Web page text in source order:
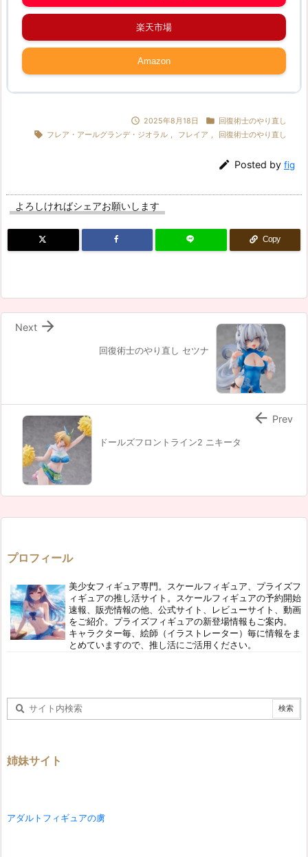
楽天市場
Amazon
 2025年8月18日  回復術士のやり直し
 フレア・アールグランデ・ジオラル , フレイア , 回復術士のやり直し
 Posted by fig
よろしければシェアお願いします
Copy
回復術士のやり直し セツナ

Next
ドールズフロントライン2 ニキータ
 Prev
プロフィール
美少女フィギュア専門。スケールフィギュア、プライズフ
ィギュアの推し活サイト。スケールフィギュアの予約開始
速報、販売情報の他、公式サイト、レビューサイト、動画
をご紹介。プライズフィギュアの新登場情報もご案内。
キャラクター毎、絵師（イラストレーター）毎に情報をま
とめていますので、推し活にご活用ください。
姉妹サイト
アダルトフィギュアの虜